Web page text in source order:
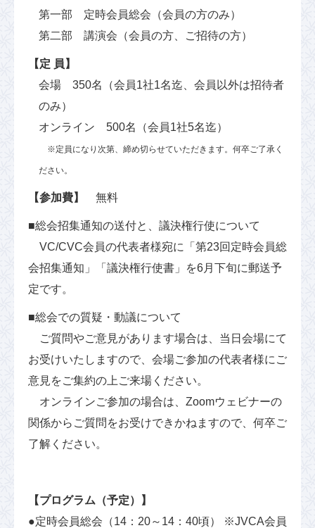
第一部 定時会員総会（会員の方のみ）
第二部 講演会（会員の方、ご招待の方）
【定 員】
会場 350名（会員1社1名迄、会員以外は招待者
のみ）
オンライン 500名（会員1社5名迄）
※定員になり次第、締め切らせていただきます。何卒ご了承く
ださい。
【参加費】 無料
■総会招集通知の送付と、議決権行使について
VC/CVC会員の代表者様宛に「第23回定時会員総
会招集通知」「議決権行使書」を6月下旬に郵送予
定です。
■総会での質疑・動議について
ご質問やご意見があります場合は、当日会場にて
お受けいたしますので、会場ご参加の代表者様にご
意見をご集約の上ご来場ください。
オンラインご参加の場合は、Zoomウェビナーの
関係からご質問をお受けできかねますので、何卒ご
了解ください。
【プログラム（予定）】
●定時会員総会（14：20～14：40頃） ※JVCA会員